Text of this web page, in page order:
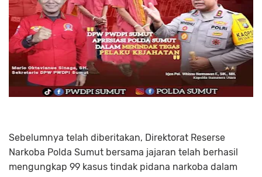
Sebelumnya telah diberitakan, Direktorat Reserse
Narkoba Polda Sumut bersama jajaran telah berhasil
mengungkap 99 kasus tindak pidana narkoba dalam